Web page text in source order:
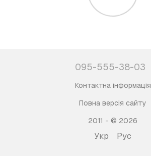
095-555-38-03
Контактна інформація
Повна версія сайту
2011 - © 2026
Укр Рус